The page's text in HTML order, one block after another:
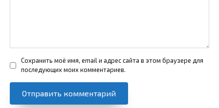
Сохранить моё имя, email и адрес сайта в этом браузере для
последующих моих комментариев.